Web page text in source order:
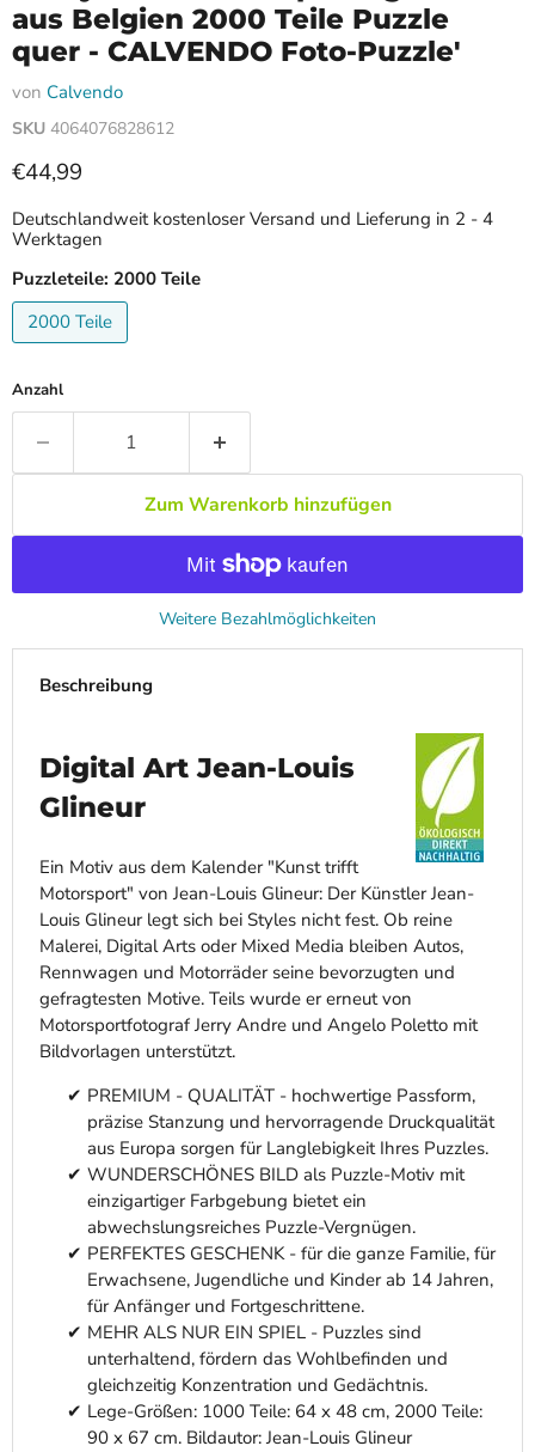
aus Belgien 2000 Teile Puzzle
quer - CALVENDO Foto-Puzzle'
von Calvendo
SKU 4064076828612
Aktueller Preis
€44,99
Deutschlandweit kostenloser Versand und Lieferung in 2 - 4
Werktagen
Puzzleteile: 2000 Teile
2000 Teile
Anzahl
Zum Warenkorb hinzufügen
Weitere Bezahlmöglichkeiten
Beschreibung
Digital Art Jean-Louis
Glineur
Ein Motiv aus dem Kalender "Kunst trifft
Motorsport" von Jean-Louis Glineur: Der Künstler Jean-
Louis Glineur legt sich bei Styles nicht fest. Ob reine
Malerei, Digital Arts oder Mixed Media bleiben Autos,
Rennwagen und Motorräder seine bevorzugten und
gefragtesten Motive. Teils wurde er erneut von
Motorsportfotograf Jerry Andre und Angelo Poletto mit
Bildvorlagen unterstützt.
PREMIUM - QUALITÄT - hochwertige Passform,
präzise Stanzung und hervorragende Druckqualität
aus Europa sorgen für Langlebigkeit Ihres Puzzles.
WUNDERSCHÖNES BILD als Puzzle-Motiv mit
einzigartiger Farbgebung bietet ein
abwechslungsreiches Puzzle-Vergnügen.
PERFEKTES GESCHENK - für die ganze Familie, für
Erwachsene, Jugendliche und Kinder ab 14 Jahren,
für Anfänger und Fortgeschrittene.
MEHR ALS NUR EIN SPIEL - Puzzles sind
unterhaltend, fördern das Wohlbefinden und
gleichzeitig Konzentration und Gedächtnis.
Lege-Größen: 1000 Teile: 64 x 48 cm, 2000 Teile:
90 x 67 cm. Bildautor: Jean-Louis Glineur